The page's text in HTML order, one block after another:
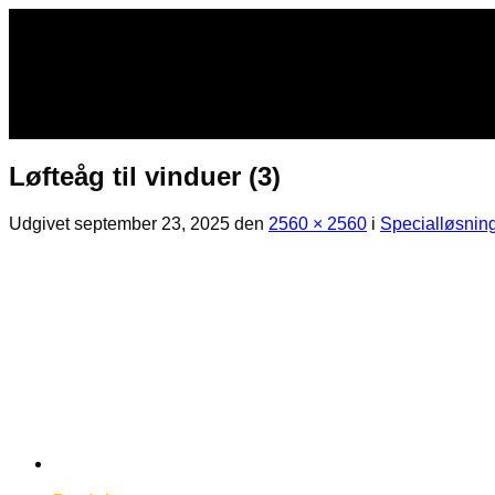
Løfteåg til vinduer (3)
Udgivetseptember 23, 2025 den 2560 × 2560 i